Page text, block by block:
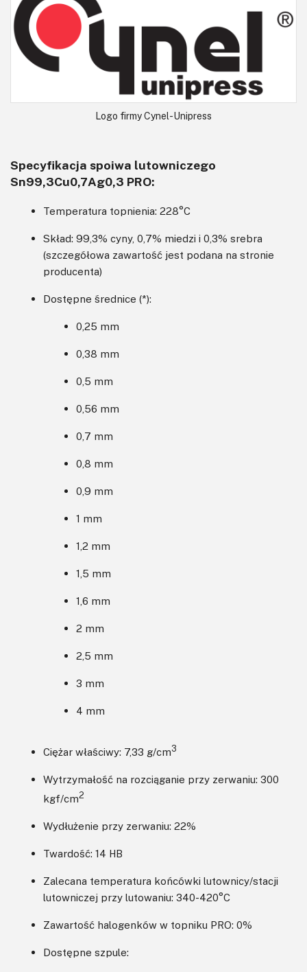
Logo firmy Cynel-Unipress
Specyfikacja spoiwa lutowniczego
Sn99,3Cu0,7Ag0,3 PRO:
Temperatura topnienia: 228°C
Skład: 99,3% cyny, 0,7% miedzi i 0,3% srebra
(szczegółowa zawartość jest podana na stronie
producenta)
Dostępne średnice (*):
0,25 mm
0,38 mm
0,5 mm
0,56 mm
0,7 mm
0,8 mm
0,9 mm
1 mm
1,2 mm
1,5 mm
1,6 mm
2 mm
2,5 mm
3 mm
4 mm
Ciężar właściwy: 7,33 g/cm3
Wytrzymałość na rozciąganie przy zerwaniu: 300
kgf/cm2
Wydłużenie przy zerwaniu: 22%
Twardość: 14 HB
Zalecana temperatura końcówki lutownicy/stacji
lutowniczej przy lutowaniu: 340-420°C
Zawartość halogenków w topniku PRO: 0%
Dostępne szpule: